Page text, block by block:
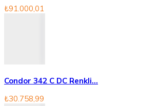
₺91.000,01
Condor 342 C DC Renkli...
₺30.758,99